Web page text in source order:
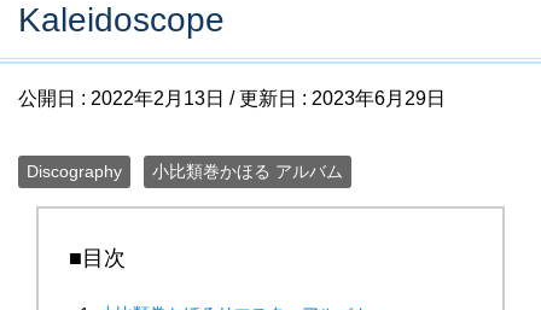
Kaleidoscope
公開日 : 2022年2月13日 / 更新日 : 2023年6月29日
Discography 小比類巻かほる アルバム
■目次